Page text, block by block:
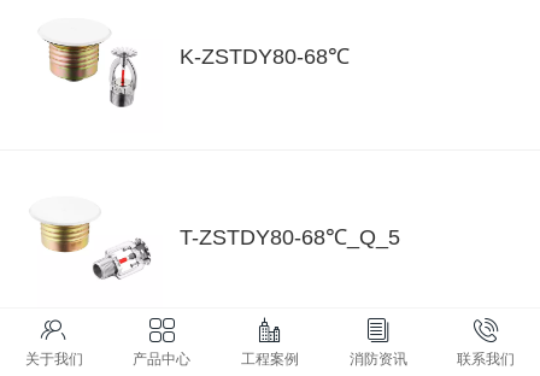
K-ZSTDY80-68℃
T-ZSTDY80-68℃_Q_5
关于我们 产品中心 工程案例 消防资讯 联系我们